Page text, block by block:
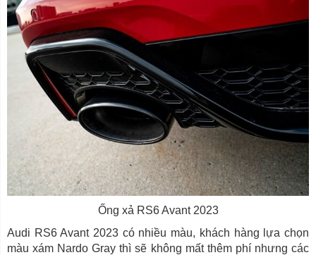
Ống xả RS6 Avant 2023
Audi RS6 Avant 2023 có nhiều màu, khách hàng lựa chọn
màu xám Nardo Gray thì sẽ không mất thêm phí nhưng các